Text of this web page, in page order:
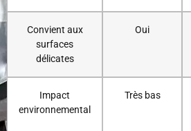
Convient aux
surfaces
délicates
Oui
Impact
environnemental
Très bas